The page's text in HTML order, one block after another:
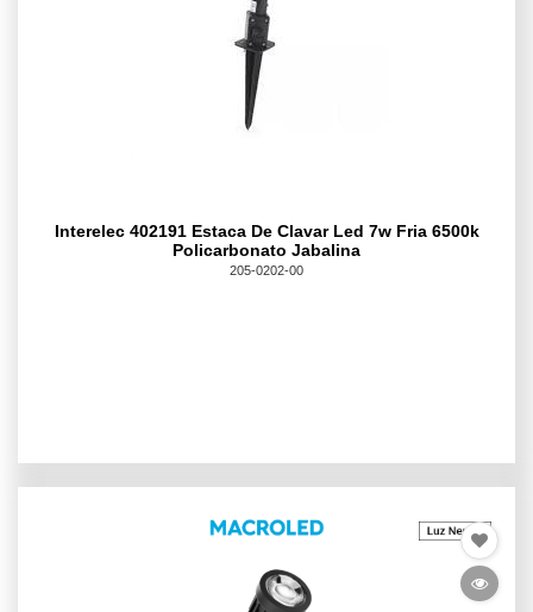
Interelec 402191 Estaca De Clavar Led 7w Fria 6500k
Policarbonato Jabalina
205-0202-00